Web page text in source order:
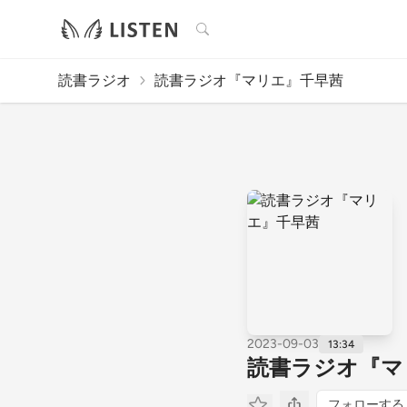
検索
読書ラジオ 読書ラジオ『マリエ』千早茜
2023-09-03 13:34
読書ラジオ『